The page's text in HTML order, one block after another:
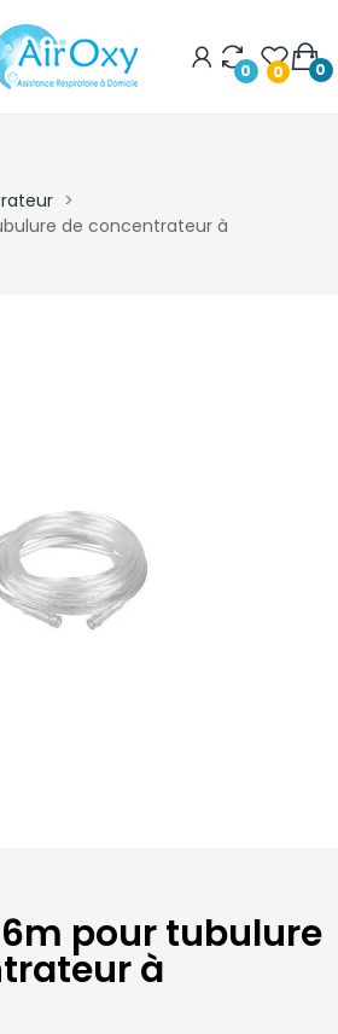
0 0 0
de concentrateur à
pour tubulure
à